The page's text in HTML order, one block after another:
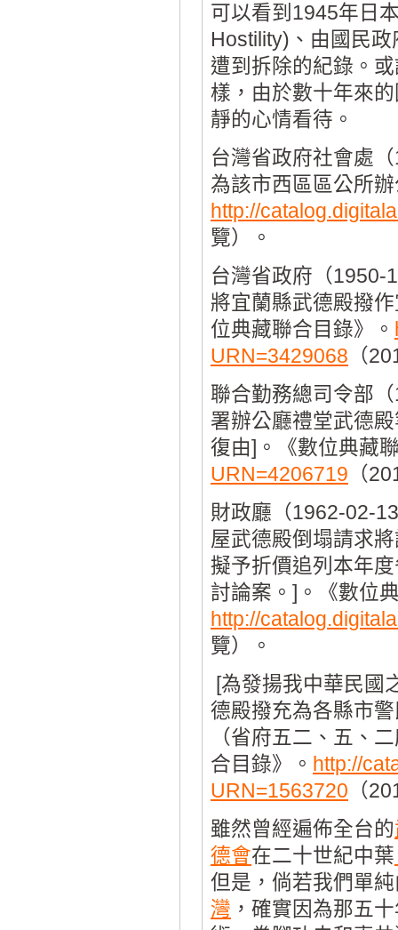
可以看到1945年日
Hostility)、由國民
遭到拆除的紀錄。
樣，由於數十年來
靜的心情看待。
台灣省政府社會處
為該市西區區公所
http://
覽）。
台灣省政府（1950-
將宜蘭縣武德殿撥
位典藏聯合目錄》。
URN=3429068 （
聯合勤務總司令部
署辦公廳禮堂武德
復由]。《數位典藏
URN=4206719 （
財政廳（1962-02-
屋武德殿倒塌請求
擬予折價追列本年
討論案。]。《數位
http://
覽）。
[為發揚我中華民國
德殿撥充為各縣市
（省府五二、五、
合目錄》。 http://
URN=1563720 （
雖然曾經遍佈全台的
德會在二十世紀中葉
但是，倘若我們單
灣 ，確實因為那五